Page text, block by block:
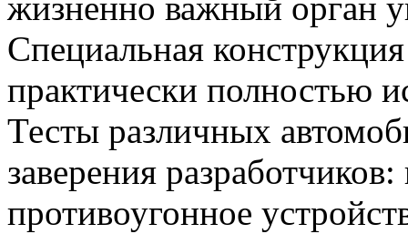
жизненно важный орган
Специальная
практически полностью
Тесты различных
заверения
противоугонное